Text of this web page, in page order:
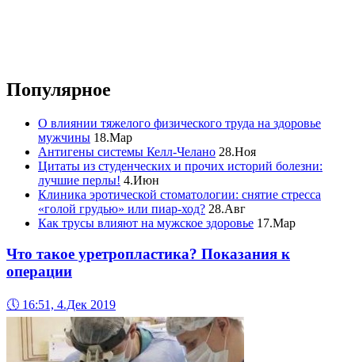
Популярное
О влиянии тяжелого физического труда на здоровье
мужчины 18.Мар
Антигены системы Келл-Челано 28.Ноя
Цитаты из студенческих и прочих историй болезни:
лучшие перлы! 4.Июн
Клиника эротической стоматологии: снятие стресса
«голой грудью» или пиар-ход? 28.Авг
Как трусы влияют на мужское здоровье 17.Мар
Что такое уретропластика? Показания к
операции
🕔 16:51, 4.Дек 2019